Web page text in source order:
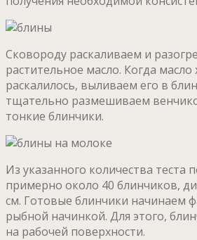
Сковороду раскаливаем и
растительное масло. Когда
раскалилось, выливаем его в
тщательно размешиваем
тонкие блинчики.
Из указанного количества теста
примерно около 40 блинчиков,
см. Готовые блинчики начинаем
рыбной начинкой. Для этого,
на рабочей поверхности.